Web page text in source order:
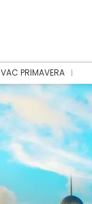
VAC PRIMAVERA